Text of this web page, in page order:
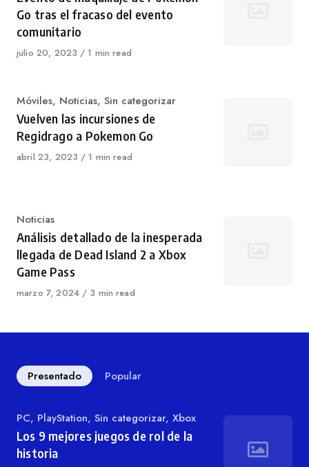
Go tras el fracaso del evento
comunitario
Publicado
julio 20, 2023 1 min read
Categoría
Móviles, Noticias, Sin categorizar
Vuelven las incursiones de
Regidrago a Pokemon Go
Publicado
abril 23, 2023 1 min read
Categoría
Noticias
Análisis detallado de la inesperada
llegada de Dead Island 2 a Xbox
Game Pass
Publicado
marzo 7, 2024 3 min read
Presentado Popular
Categoría
PC, PlayStation, Sin categorizar, Xbox
Los 9 mejores juegos de rol de la
historia